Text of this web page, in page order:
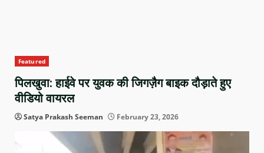
Featured
पिलखुवा: हाईवे पर युवक की जिगज़ैग बाइक दौड़ाते हुए
वीडियो वायरल
Satya Prakash Seeman February 23, 2026